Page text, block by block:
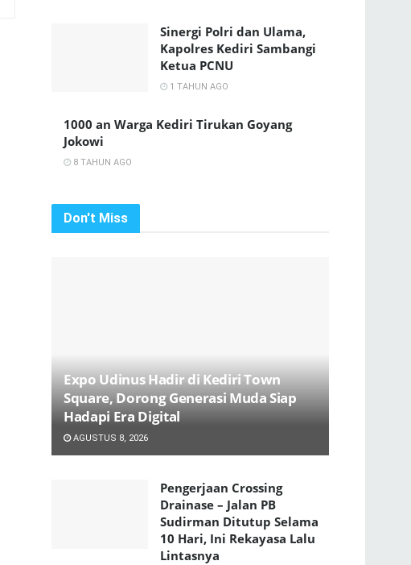
Sinergi Polri dan Ulama,
Kapolres Kediri Sambangi
Ketua PCNU
1 TAHUN AGO
1000 an Warga Kediri Tirukan Goyang
Jokowi
8 TAHUN AGO
Don't Miss
Expo Udinus Hadir di Kediri Town
Square, Dorong Generasi Muda Siap
Hadapi Era Digital
AGUSTUS 8, 2026
Pengerjaan Crossing
Drainase – Jalan PB
Sudirman Ditutup Selama
10 Hari, Ini Rekayasa Lalu
Lintasnya